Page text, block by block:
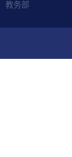
教务部